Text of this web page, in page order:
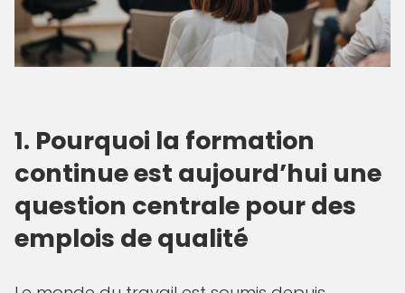
1. Pourquoi la formation
continue est aujourd’hui une
question centrale pour des
emplois de qualité